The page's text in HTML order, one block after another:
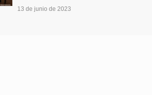
13 de junio de 2023